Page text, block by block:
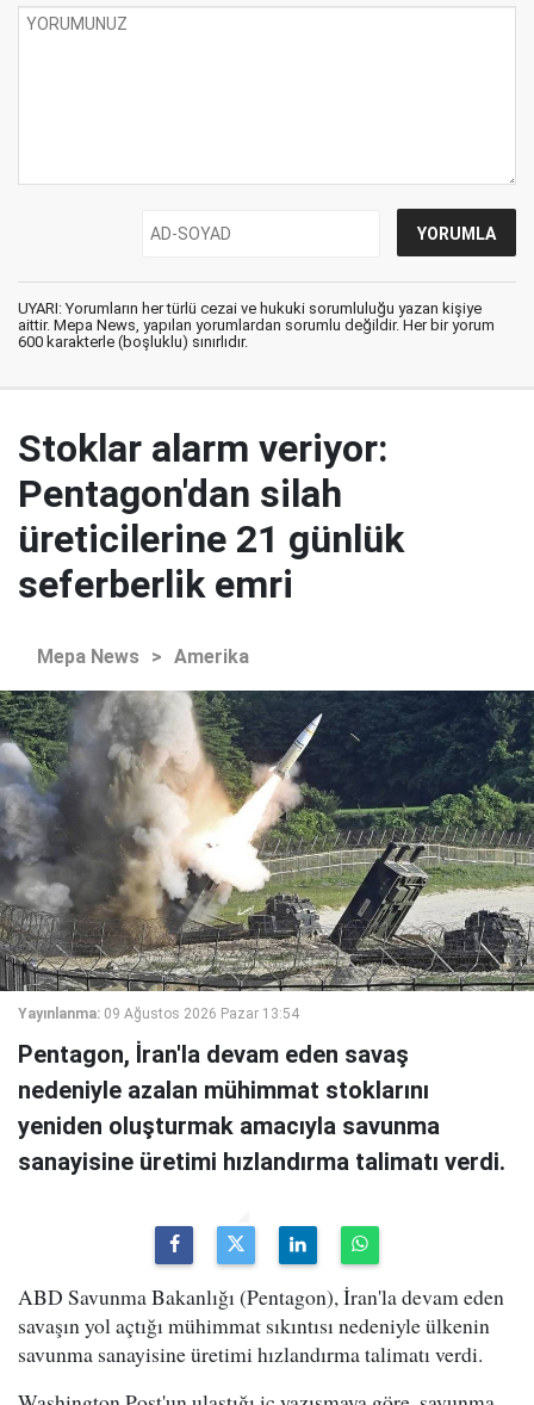
UYARI: Yorumların her türlü cezai ve hukuki sorumluluğu yazan kişiye
aittir. Mepa News, yapılan yorumlardan sorumlu değildir. Her bir yorum
600 karakterle (boşluklu) sınırlıdır.
Stoklar alarm veriyor:
Pentagon'dan silah
üreticilerine 21 günlük
seferberlik emri
Mepa News > Amerika
Yayınlanma: 09 Ağustos 2026 Pazar 13:54
Pentagon, İran'la devam eden savaş
nedeniyle azalan mühimmat stoklarını
yeniden oluşturmak amacıyla savunma
sanayisine üretimi hızlandırma talimatı verdi.
ABD Savunma Bakanlığı (Pentagon), İran'la devam eden
savaşın yol açtığı mühimmat sıkıntısı nedeniyle ülkenin
savunma sanayisine üretimi hızlandırma talimatı verdi.